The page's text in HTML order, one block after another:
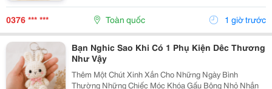
Cạnh. Từ Những Buổi Đi Học, Đi Làm, Đi Cà Phê Hay
Những Chuyến Đi Chơi Cuối Tuần, Em Móc Khóa Gấu
Bông...
0376 *** *** Toàn quốc 1 giờ trước
Bạn Nghic Sao Khi Có 1 Phụ Kiện Dêc Thương
Như Vậy
Thêm Một Chút Xinh Xắn Cho Những Ngày Bình
Thường Những Chiếc Móc Khóa Gấu Bông Nhỏ Nhắn